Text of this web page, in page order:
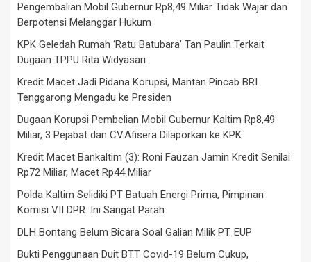
Pengembalian Mobil Gubernur Rp8,49 Miliar Tidak Wajar dan
Berpotensi Melanggar Hukum
KPK Geledah Rumah ‘Ratu Batubara’ Tan Paulin Terkait
Dugaan TPPU Rita Widyasari
Kredit Macet Jadi Pidana Korupsi, Mantan Pincab BRI
Tenggarong Mengadu ke Presiden
Dugaan Korupsi Pembelian Mobil Gubernur Kaltim Rp8,49
Miliar, 3 Pejabat dan CV.Afisera Dilaporkan ke KPK
Kredit Macet Bankaltim (3): Roni Fauzan Jamin Kredit Senilai
Rp72 Miliar, Macet Rp44 Miliar
Polda Kaltim Selidiki PT Batuah Energi Prima, Pimpinan
Komisi VII DPR: Ini Sangat Parah
DLH Bontang Belum Bicara Soal Galian Milik PT. EUP
Bukti Penggunaan Duit BTT Covid-19 Belum Cukup,